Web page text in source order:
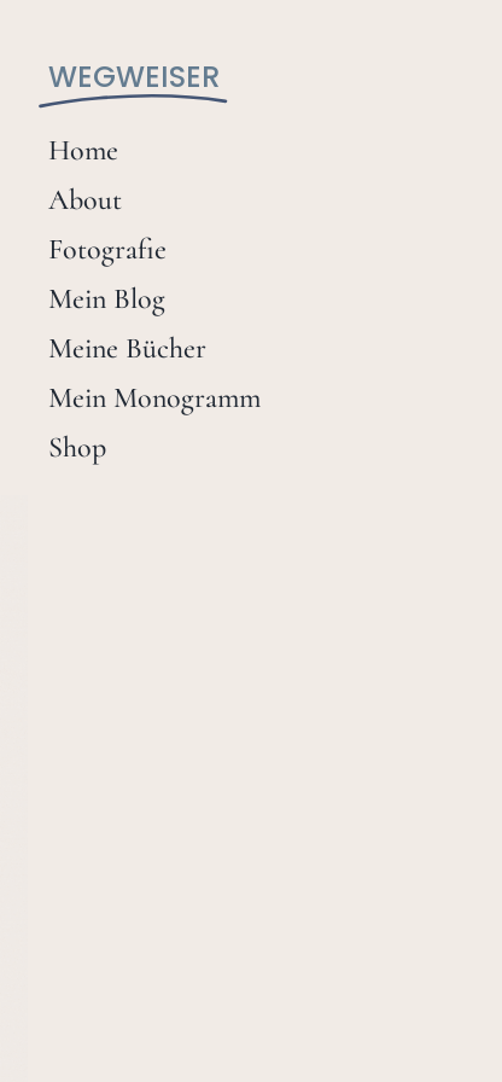
WEGWEISER
Home
About
Fotografie
Mein Blog
Meine Bücher
Mein Monogramm
Shop